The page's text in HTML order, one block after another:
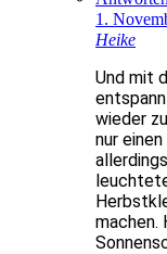
1.
Heike
Und mit
wieder
nur
machen.